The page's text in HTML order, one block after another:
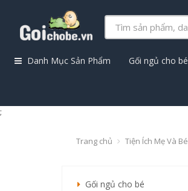
Danh Mục Sản Phẩm Gối ngủ cho bé
;
Trang chủ Tiện Ích Mẹ Và Bé
Gối ngủ cho bé